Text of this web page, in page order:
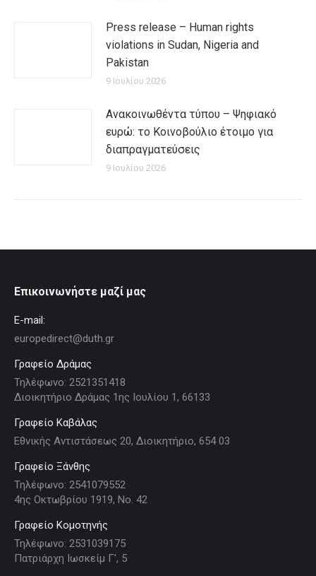
Press release – Human rights
violations in Sudan, Nigeria and
Pakistan
9 Ιουλίου 2026
Ανακοινωθέντα τύπου – Ψηφιακό
ευρώ: το Κοινοβούλιο έτοιμο για
διαπραγματεύσεις
9 Ιουλίου 2026
Επικοινωνήστε μαζί μας
E-mail:
europedirect@duth.gr
Γραφείο Δράμας
Τηλέφωνο: 2521351418
Διοικητήριο Δράμας 1ης Ιουλίου 1, 66133
Γραφείο Καβάλας
Εθνικής Αντιστάσεως 20, Διοικητήριο, 654 03
Γραφείο Ξάνθης
Τηλέφωνο: 2541079552
4ης Οκτωβρίου 1919, Νο. 42
Γραφείο Κομοτηνής
Τηλέφωνο: 2531039175
Πατριάρχη Ιωσκείμ Γ', 5